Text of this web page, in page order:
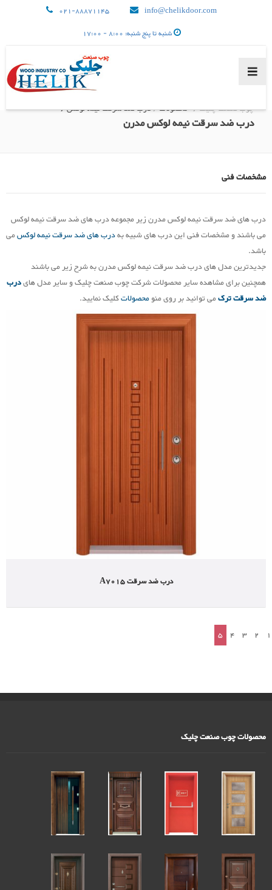
021-88871145
info@chelikdoor.com
شنبه تا پنج شنبه: 8:00 - 17:00
درخواست نمایندگی
مقالات
تماس با ما
چوب صنعت چلیک /محصولات/درب ضد سرقت نیمه لوکس /
درب ضد سرقت نیمه لوکس مدرن
مشخصات فنی
درب های ضد سرقت نیمه لوکس مدرن زیر مجموعه درب های ضد سرقت نیمه لوکس
می باشند و مشخصات فنی این درب های شبیه بهدرب های ضد سرقت نیمه لوکسمی
باشد.
جدیدترین مدل های درب ضد سرقت نیمه لوکس مدرن به شرح زیر می باشند
همچنین برای مشاهده سایر محصولات شرکت چوب صنعت چلیک و سایر مدل هایدرب
ضد سرقت ترکمی توانید بر روی منومحصولاتکلیک نمایید.
درب ضد سرقت A7015
1
2
3
4
5
محصولات چوب صنعت چلیک